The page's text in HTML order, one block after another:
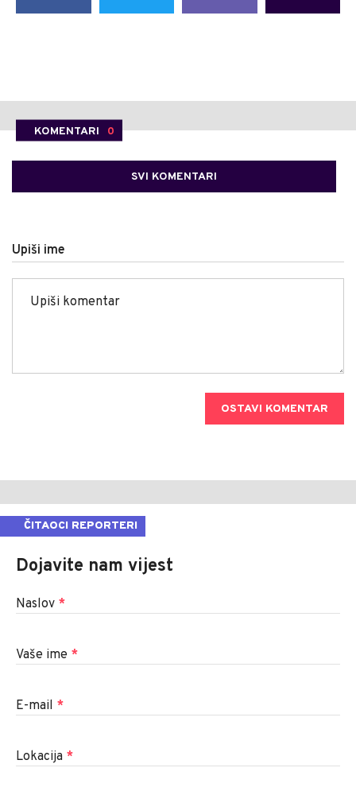
KOMENTARI 0
SVI KOMENTARI
Upiši ime
OSTAVI KOMENTAR
ČITAOCI REPORTERI
Dojavite nam vijest
Naslov *
Vaše ime *
E-mail *
Lokacija *